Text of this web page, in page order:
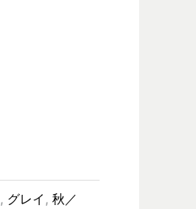
, グレイ , 秋／